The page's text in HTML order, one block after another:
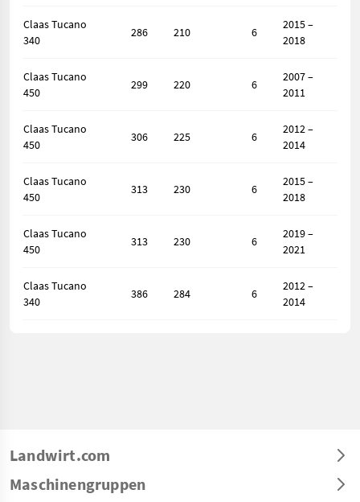
Claas Tucano
340
286 210 6
2015 –
2018
Claas Tucano
450
299 220 6
2007 –
2011
Claas Tucano
450
306 225 6
2012 –
2014
Claas Tucano
450
313 230 6
2015 –
2018
Claas Tucano
450
313 230 6
2019 –
2021
Claas Tucano
340
386 284 6
2012 –
2014
Landwirt.com
Maschinengruppen